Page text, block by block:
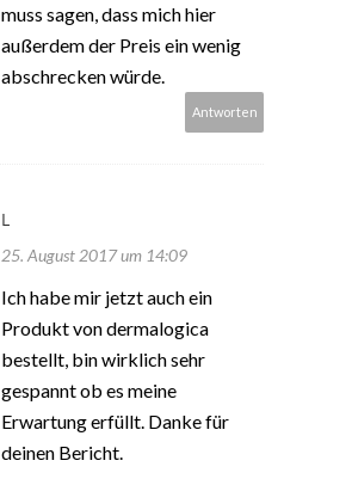
muss sagen, dass mich hier
außerdem der Preis ein wenig
abschrecken würde.
Antworten
L
25. August 2017 um 14:09
Ich habe mir jetzt auch ein
Produkt von dermalogica
bestellt, bin wirklich sehr
gespannt ob es meine
Erwartung erfüllt. Danke für
deinen Bericht.